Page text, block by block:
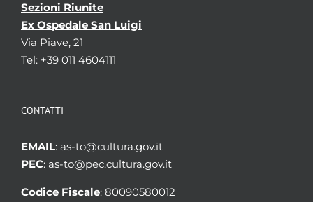
Sezioni Riunite
Ex Ospedale San Luigi
Via Piave, 21
Tel: +39 011 4604111
CONTATTI
EMAIL: as-to@cultura.gov.it
PEC: as-to@pec.cultura.gov.it
Codice Fiscale: 80090580012